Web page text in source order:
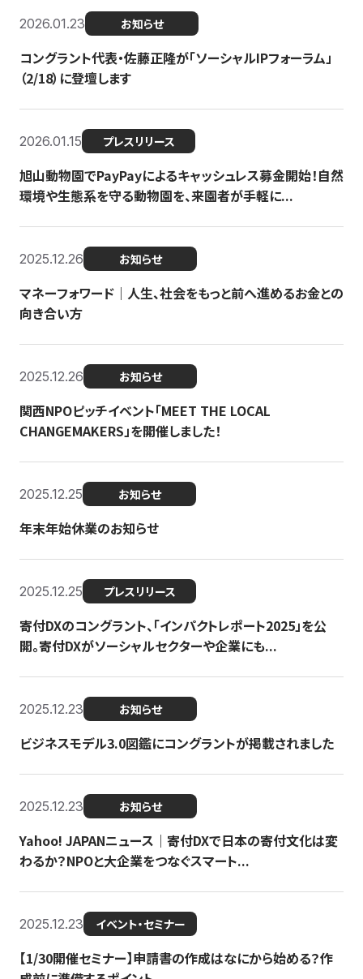
2026.01.23 お知らせ
コングラント代表・佐藤正隆が「ソーシャルIPフォーラム」
（2/18）に登壇します
2026.01.15 プレスリリース
旭山動物園でPayPayによるキャッシュレス募金開始！自然
環境や生態系を守る動物園を、来園者が手軽に...
2025.12.26 お知らせ
マネーフォワード｜人生、社会をもっと前へ進めるお金との
向き合い方
2025.12.26 お知らせ
関西NPOピッチイベント「MEET THE LOCAL
CHANGEMAKERS」を開催しました！
2025.12.25 お知らせ
年末年始休業のお知らせ
2025.12.25 プレスリリース
寄付DXのコングラント、「インパクトレポート2025」を公
開。寄付DXがソーシャルセクターや企業にも...
2025.12.23 お知らせ
ビジネスモデル3.0図鑑にコングラントが掲載されました
2025.12.23 お知らせ
Yahoo! JAPANニュース｜寄付DXで日本の寄付文化は変
わるか？NPOと大企業をつなぐスマート...
2025.12.23 イベント・セミナー
【1/30開催セミナー】申請書の作成はなにから始める？作